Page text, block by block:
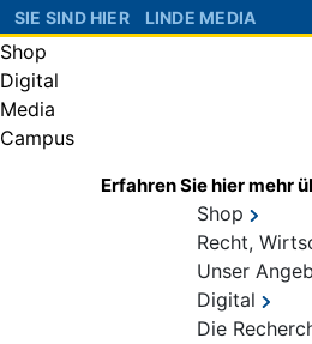
SIE SIND HIER LINDE MEDIA
Shop
Digital
Media
Campus
Erfahren Sie hier mehr
Shop
Recht,
Unser
Digital
Die